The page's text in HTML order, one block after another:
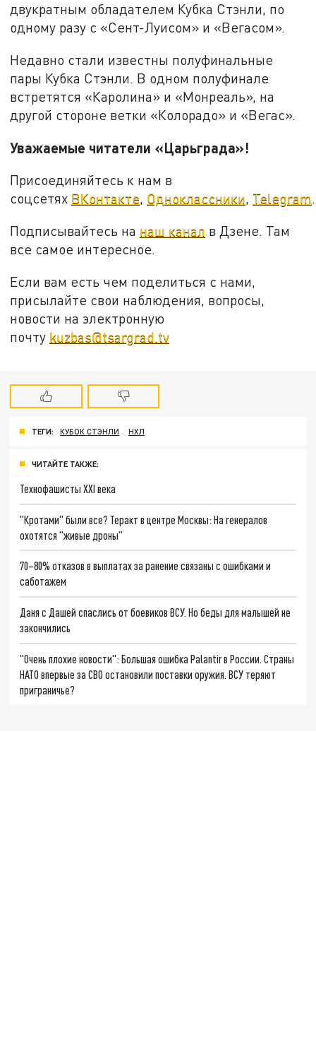
двукратным обладателем Кубка Стэнли, по
одному разу с «Сент-Луисом» и «Вегасом».
Недавно стали известны полуфинальные
пары Кубка Стэнли. В одном полуфинале
встретятся «Каролина» и «Монреаль», на
другой стороне ветки «Колорадо» и «Вегас».
Уважаемые читатели «Царьграда»!
Присоединяйтесь к нам в
соцсетях ВКонтакте, Одноклассники, Telegram.
Подписывайтесь на наш канал в Дзене. Там
все самое интересное.
Если вам есть чем поделиться с нами,
присылайте свои наблюдения, вопросы,
новости на электронную
почту kuzbas@tsargrad.tv
ТЕГИ: КУБОК СТЭНЛИ НХЛ
ЧИТАЙТЕ ТАКЖЕ:
Технофашисты XXI века
"Кротами" были все? Теракт в центре Москвы: На генералов
охотятся "живые дроны"
70–80% отказов в выплатах за ранение связаны с ошибками и
саботажем
Даня с Дашей спаслись от боевиков ВСУ. Но беды для малышей не
закончились
"Очень плохие новости": Большая ошибка Palantir в России. Страны
НАТО впервые за СВО остановили поставки оружия. ВСУ теряют
приграничье?